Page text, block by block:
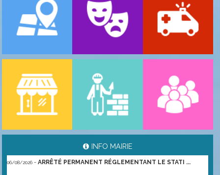
INFO MAIRIE
06/08/2026 -ARRÊTÉ PERMANENT RÉGLEMENTANT LE STATI ...